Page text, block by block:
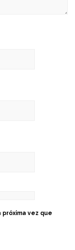
vez que